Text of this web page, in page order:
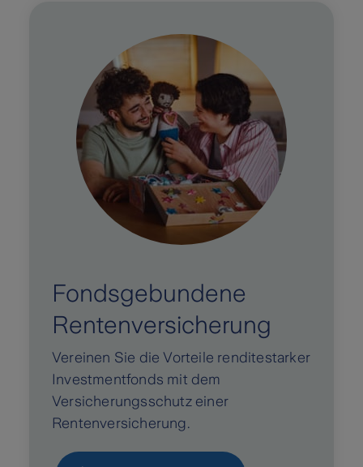
Fondsgebundene
Rentenversicherung
Vereinen Sie die Vorteile renditestarker
Investmentfonds mit dem
Versicherungsschutz einer
Rentenversicherung.